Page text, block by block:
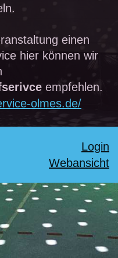
einen
hier können wir
empfehlen.
olmes.de/
Login
Webansicht